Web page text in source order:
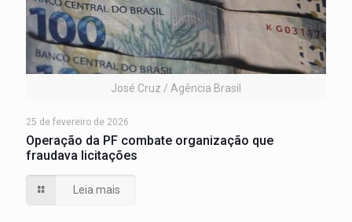
José Cruz / Agência Brasil
25 de fevereiro de 2026
Operação da PF combate organização que
fraudava licitações
Leia mais